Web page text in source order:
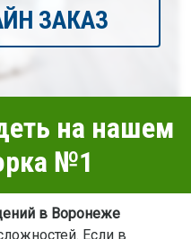
ЗАКАЗ
на нашем
№1
в Воронеже
Если в